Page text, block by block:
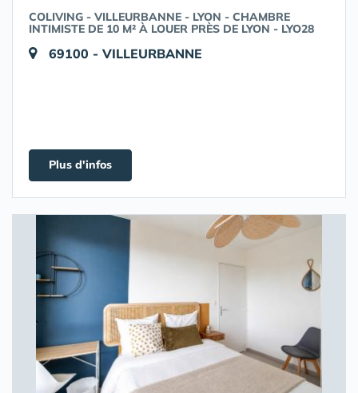
COLIVING - VILLEURBANNE - LYON - CHAMBRE
INTIMISTE DE 10 M² À LOUER PRÈS DE LYON - LYO28
69100 - VILLEURBANNE
Plus d'infos